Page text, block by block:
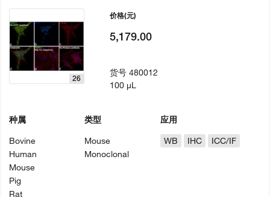
26
种属
Bovine
Human
Mouse
Pig
Rat
类型
Mouse
Monoclonal
应用
WB
IHC ICC/IF
价格(元)
5,179.00
货号480012
100 µL